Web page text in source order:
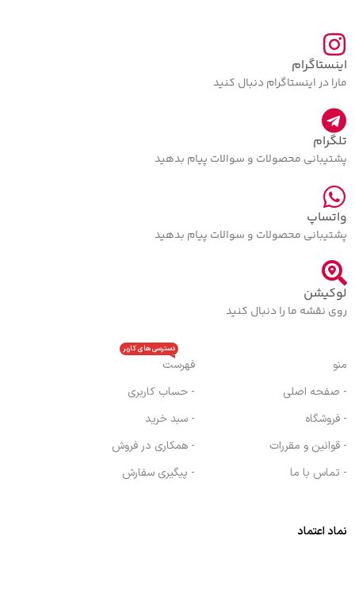
اینستاگرام
مارا در اینستاگرام دنبال کنید
تلگرام
پشتیبانی محصولات و سوالات پیام بدهید
واتساپ
پشتیبانی محصولات و سوالات پیام بدهید
لوکیشن
روی نقشه ما را دنبال کنید
منو
- صفحه اصلی
- فروشگاه
- قوانین و مقررات
- تماس با ما
فهرست
دسترسی های کاربر
- حساب کاربری
- سبد خرید
- همکاری در فروش
- پیگیری سفارش
نماد اعتماد